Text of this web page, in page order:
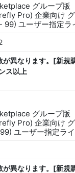
グループ版
Pro) 企業向け
ユーザー指定ラ
異なります。[新規
ス以上
グループ版
Pro) 企業向け
ユーザー指定ラ
異なります。[新規